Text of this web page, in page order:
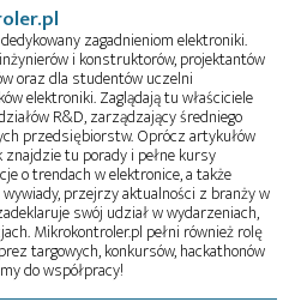
zagadnieniom elektroniki.
i konstruktorów, projektantów
oraz dla studentów uczelni
elektroniki. Zaglądają tu właściciele
R&D, zarządzający średniego
przedsiębiorstw. Oprócz artykułów
tu porady i pełne kursy
o trendach w elektronice, a także
przejrzy aktualności z branży w
swój udział w wydarzeniach,
Mikrokontroler.pl pełni również rolę
targowych, konkursów, hackathonów
do współpracy!